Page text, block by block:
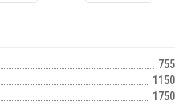
755
1150
1750